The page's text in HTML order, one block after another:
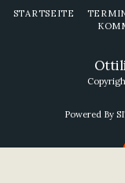
Powered By
STARTSEITE